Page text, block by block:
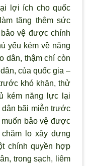
lợi ích cho quốc
tăng thêm sức
vệ được chính
yếu kém về năng
dân, thậm chí còn
của quốc gia –
khó khăn, thử
kém năng lực lại
dân bãi miễn trước
muốn bảo vệ được
lo xây dựng
chính quyền hợp
trong sạch, liêm